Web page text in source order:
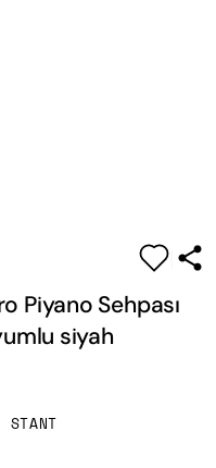
Piyano Sehpası
siyah
STANT